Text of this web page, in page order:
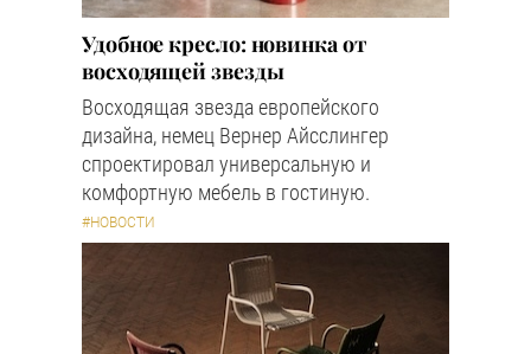
Удобное кресло: новинка от
восходящей звезды
Восходящая звезда европейского
дизайна, немец Вернер Айсслингер
спроектировал универсальную и
комфортную мебель в гостиную.
#НОВОСТИ